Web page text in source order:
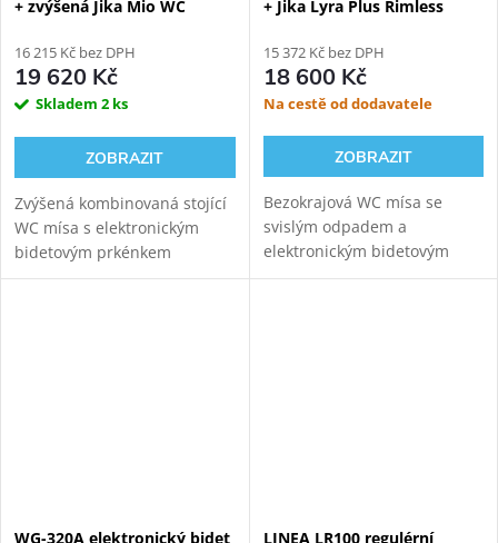
+ zvýšená Jika Mio WC
16 215 Kč bez DPH
19 620 Kč
Skladem 2 ks
ZOBRAZIT
Zvýšená kombinovaná stojící
WC mísa s elektronickým
bidetovým prkénkem
WATERGATE WG-320A pro
+ Jika Lyra Plus Rimless
15 372 Kč bez DPH
18 600 Kč
Na cestě od dodavatele
ZOBRAZIT
Bezokrajová WC mísa se
svislým odpadem a
elektronickým bidetovým
prkénkem Hyundai Wacortec
WG-320A elektronický bidet
LINEA LR100 regulérní